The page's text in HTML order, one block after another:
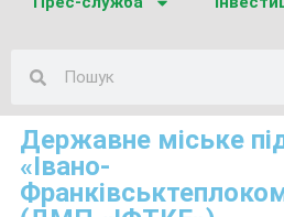
Державне міське
«Івано-